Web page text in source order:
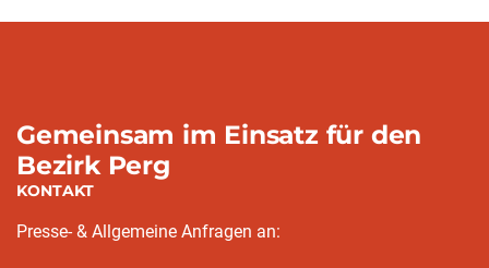
Gemeinsam im Einsatz für den
Bezirk Perg
KONTAKT
Presse- & Allgemeine Anfragen an: